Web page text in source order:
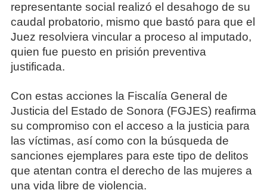
representante social realizó el desahogo de su
caudal probatorio, mismo que bastó para que el
Juez resolviera vincular a proceso al imputado,
quien fue puesto en prisión preventiva
justificada.
Con estas acciones la Fiscalía General de
Justicia del Estado de Sonora (FGJES) reafirma
su compromiso con el acceso a la justicia para
las víctimas, así como con la búsqueda de
sanciones ejemplares para este tipo de delitos
que atentan contra el derecho de las mujeres a
una vida libre de violencia.